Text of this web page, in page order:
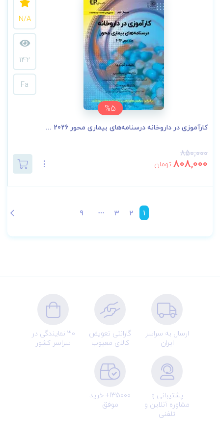
%5
N/A
142
Fa
کارآموزی در داروخانه درسنامه‌های بیماری محور 2026 ...
850,000
808,000 تومان
1
2
3
9
ارسال به سراسر
ایران
گارانتی تعویض
کالای معیوب
30 نمایندگی در
سراسر کشور
پشتیبانی و
مشاوره آنلاین و
تلفنی
135000+ خرید
موفق